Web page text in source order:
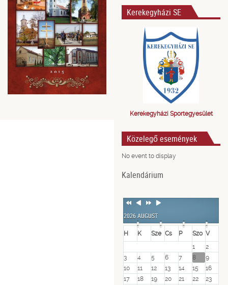
Kerekegyházi SE
Kerekegyházi Sportegyesület
Közelegő események
No event to display
Kalendárium
Previous
Previous
NextNext
2026 AUGUST
H K Sze Cs P Szo V
1
2
3
4 5 6 7 8
9
10
11 12 13 14 15
16
17
18 19 20 21 22
23